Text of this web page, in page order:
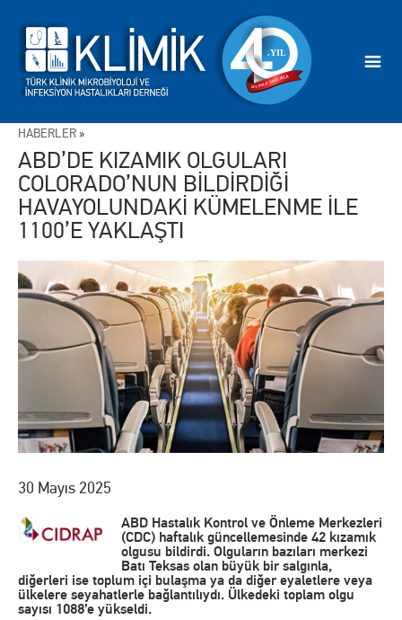
HABERLER »
ABD’DE KIZAMIK OLGULARI
COLORADO’NUN BİLDİRDİĞİ
HAVAYOLUNDAKİ KÜMELENME İLE
1100’E YAKLAŞTI
30 Mayıs 2025
ABD Hastalık Kontrol ve Önleme Merkezleri
(CDC) haftalık güncellemesinde 42 kızamık
olgusu bildirdi. Olguların bazıları merkezi
Batı Teksas olan büyük bir salgınla,
diğerleri ise toplum içi bulaşma ya da diğer eyaletlere veya
ülkelere seyahatlerle bağlantılıydı. Ülkedeki toplam olgu
sayısı 1088’e yükseldi.